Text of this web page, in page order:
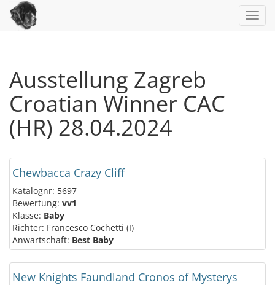
Ausstellung Zagreb
Croatian Winner CAC
(HR) 28.04.2024
Chewbacca Crazy Cliff
Katalognr: 5697
Bewertung: vv1
Klasse: Baby
Richter: Francesco Cochetti (I)
Anwartschaft: Best Baby
New Knights Faundland Cronos of Mysterys